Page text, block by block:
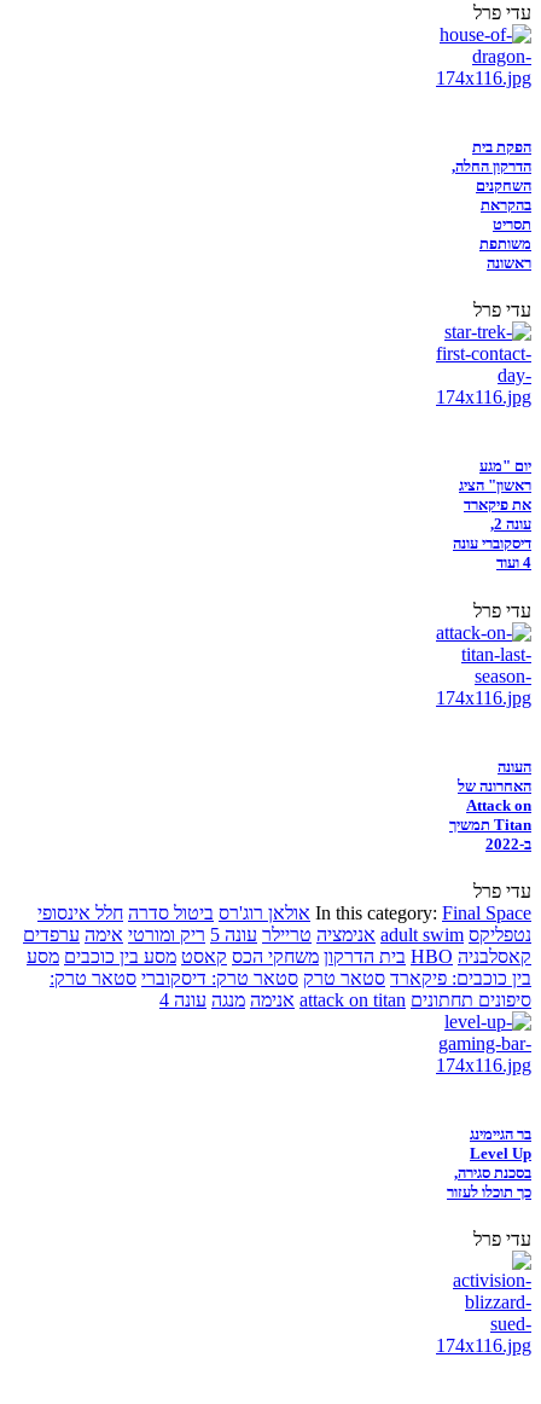
עדי פרל
הפקת בית
הדרקון החלה,
השחקנים
בהקראת
תסריט
משותפת
ראשונה
עדי פרל
יום "מגע
ראשון" הציג
את פיקארד
עונה 2,
דיסקוברי עונה
4 ועוד
עדי פרל
העונה
האחרונה של
Attack on
Titan תמשיך
ב-2022
עדי פרל
In this category: Final Space אולאן רוג'רס ביטול סדרה חלל אינסופי
נטפליקס adult swim אנימציה טריילר עונה 5 ריק ומורטי אימה ערפדים
קאסלבניה HBO בית הדרקון משחקי הכס קאסט מסע בין כוכבים מסע
בין כוכבים: פיקארד סטאר טרק סטאר טרק: דיסקוברי סטאר טרק:
סיפונים תחתונים attack on titan אנימה מנגה עונה 4
בר הגיימינג
Level Up
בסכנת סגירה,
כך תוכלו לעזור
עדי פרל